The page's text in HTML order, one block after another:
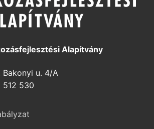
Alapítvány
Bakonyi u. 4/A
530